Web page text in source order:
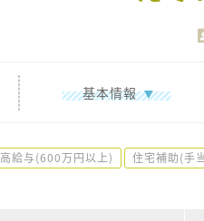
基本情報
高給与(600万円以上) 住宅補助(手